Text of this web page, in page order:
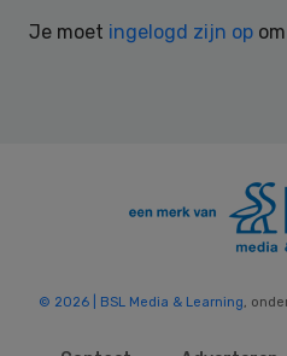
Je moet ingelogd zijn op
© 2026 | BSL Media & Learning ,